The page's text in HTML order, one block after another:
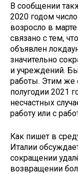
В сообщении
2020 годом
возросло в
связано с тем,
объявлен
значительно
и учреждений.
работы. Этим же
полугодии 2021
несчастных
работу или с
Как пишет в
Италии
сокращении
возвращении